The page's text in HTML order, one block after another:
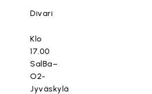
Divari
Klo
17.00
SalBa–
O2-
Jyväskylä